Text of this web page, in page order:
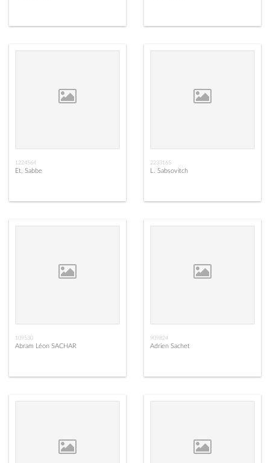
1224564
Et. Sabbe
2233165
L. Sabsovitch
109530
Abram Léon SACHAR
909824
Adrien Sachet